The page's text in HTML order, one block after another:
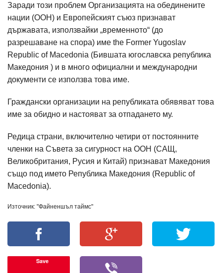
Заради този проблем Организацията на обединените
нации (ООН) и Европейският съюз признават
държавата, използвайки „временното“ (до
разрешаване на спора) име the Former Yugoslav
Republic of Macedonia (Бившата югославска република
Македония ) и в много официални и международни
документи се използва това име.
Граждански организации на републиката обявяват това
име за обидно и настояват за отпадането му.
Редица страни, включително четири от постоянните
членки на Съвета за сигурност на ООН (САЩ,
Великобритания, Русия и Китай) признават Македония
също под името Република Македония (Republic of
Macedonia).
Източник: "Файненшъл таймс"
Save